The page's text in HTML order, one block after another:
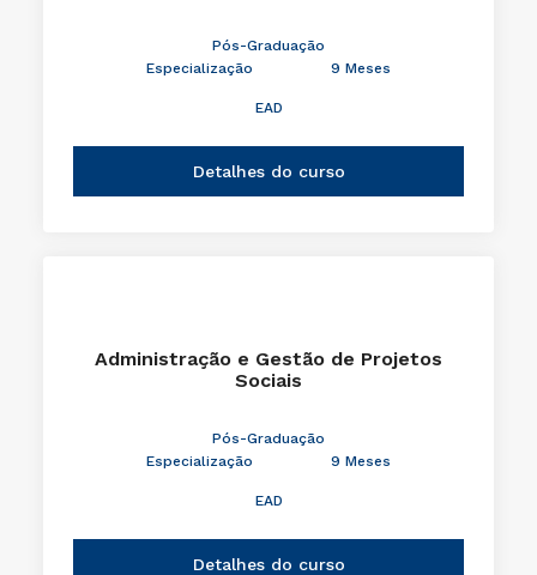
Pós-Graduação
Especialização
9 Meses
EAD
Detalhes do curso
Administração e Gestão de Projetos
Sociais
Pós-Graduação
Especialização
9 Meses
EAD
Detalhes do curso